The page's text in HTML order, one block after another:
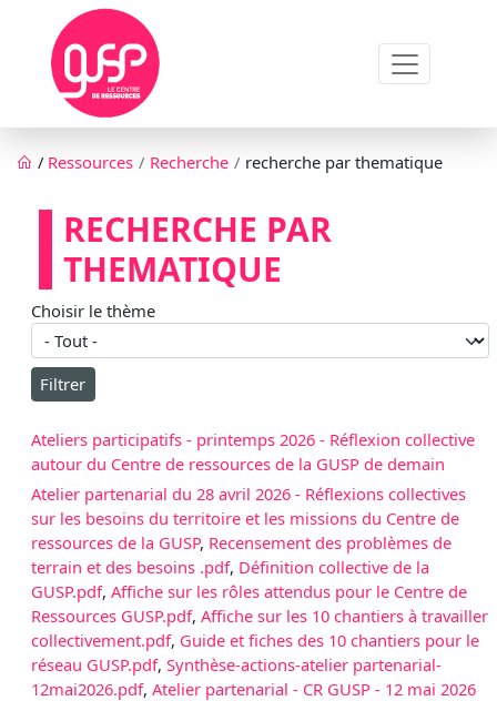
Aller au contenu principal
Fil d'Ariane
/ Ressources Recherche recherche par thematique
RECHERCHE PAR
THEMATIQUE
Choisir le thème
Ateliers participatifs - printemps 2026 - Réflexion collective
autour du Centre de ressources de la GUSP de demain
Atelier partenarial du 28 avril 2026 - Réflexions collectives
sur les besoins du territoire et les missions du Centre de
ressources de la GUSP, Recensement des problèmes de
terrain et des besoins .pdf, Définition collective de la
GUSP.pdf, Affiche sur les rôles attendus pour le Centre de
Ressources GUSP.pdf, Affiche sur les 10 chantiers à travailler
collectivement.pdf, Guide et fiches des 10 chantiers pour le
réseau GUSP.pdf, Synthèse-actions-atelier partenarial-
12mai2026.pdf, Atelier partenarial - CR GUSP - 12 mai 2026